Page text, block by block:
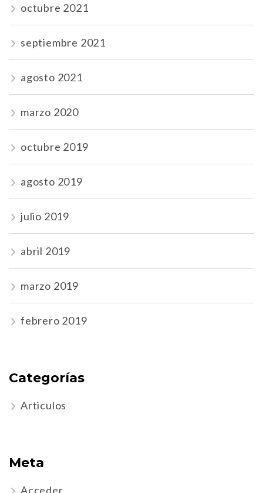
octubre 2021
septiembre 2021
agosto 2021
marzo 2020
octubre 2019
agosto 2019
julio 2019
abril 2019
marzo 2019
febrero 2019
Categorías
Articulos
Meta
Acceder